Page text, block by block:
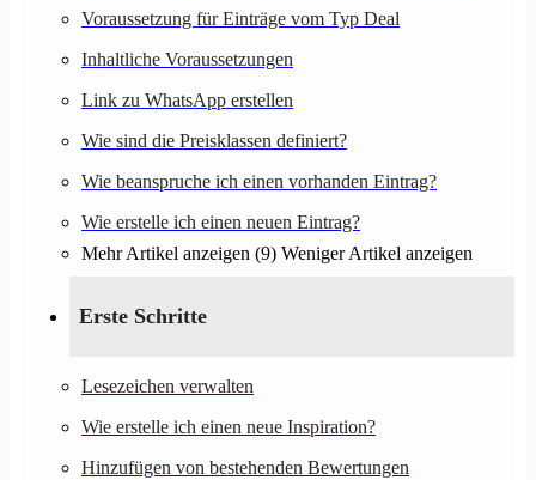
Voraussetzung für Einträge vom Typ Deal
Inhaltliche Voraussetzungen
Link zu WhatsApp erstellen
Wie sind die Preisklassen definiert?
Wie beanspruche ich einen vorhanden Eintrag?
Wie erstelle ich einen neuen Eintrag?
Mehr Artikel anzeigen (9) Weniger Artikel anzeigen
Erste Schritte
Lesezeichen verwalten
Wie erstelle ich einen neue Inspiration?
Hinzufügen von bestehenden Bewertungen